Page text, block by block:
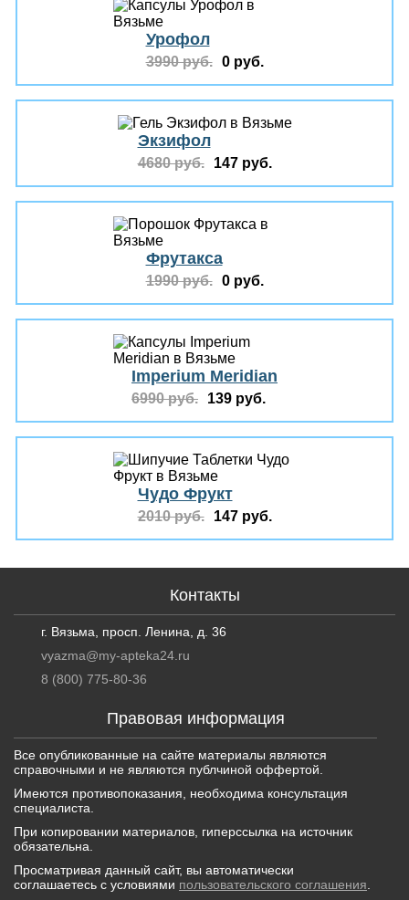
Урофол
3990 руб. 0 руб.
Экзифол
4680 руб. 147 руб.
Фрутакса
1990 руб. 0 руб.
Imperium Meridian
6990 руб. 139 руб.
Чудо Фрукт
2010 руб. 147 руб.
Правовая информация
Все опубликованные на сайте материалы являются
справочными и не являются публчиной оффертой.
Имеются противопоказания, необходима консультация
специалиста.
При копировании материалов, гиперссылка на источник
обязательна.
Просматривая данный сайт, вы автоматически
соглашаетесь с условиями пользовательского соглашения
Контакты
г. Вязьма, просп. Ленина, д. 36
vyazma@my-apteka24.ru
8 (800) 775-80-36